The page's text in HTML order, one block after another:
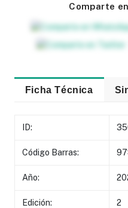
Comparte
Ficha Técnica
ID:
Código Barras:
Año:
Edición: 2